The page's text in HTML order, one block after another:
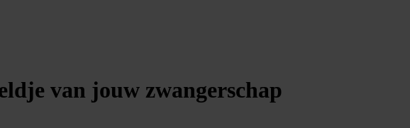
van jouw zwangerschap